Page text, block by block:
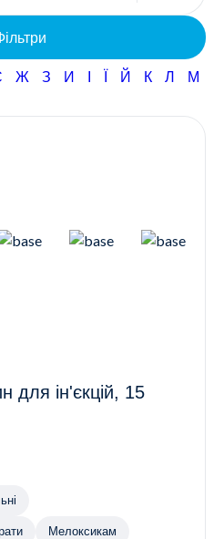
Ж З И І Ї Й К Л М
для ін'єкцій, 15
Мелоксикам